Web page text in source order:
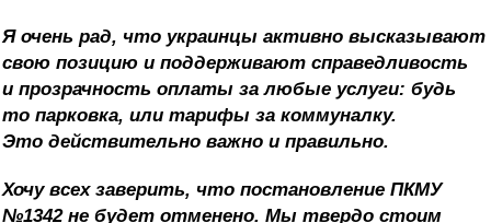
Я очень рад, что украинцы активно высказывают
свою позицию и поддерживают справедливость
и прозрачность оплаты за любые услуги: будь
то парковка, или тарифы за коммуналку.
Это действительно важно и правильно.
Хочу всех заверить, что постановление ПКМУ
№1342 не будет отменено. Мы твердо стоим